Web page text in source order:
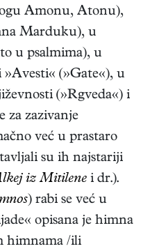
Amonu, Atonu),
Marduku), u
u psalmima), u
(»Gate«), u
(»Rgveda«) i
za zazivanje
već u prastaro
su ih najstariji
iz Mitilene i dr.).
) rabi se već u
opisana je himna
himnama /ili